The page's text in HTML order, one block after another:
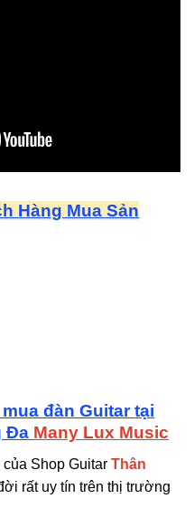
Hàng Mua Sản
đàn Guitar tại
Đa Many Lux Music
của Shop Guitar Thân
rất uy tín trên thị trường